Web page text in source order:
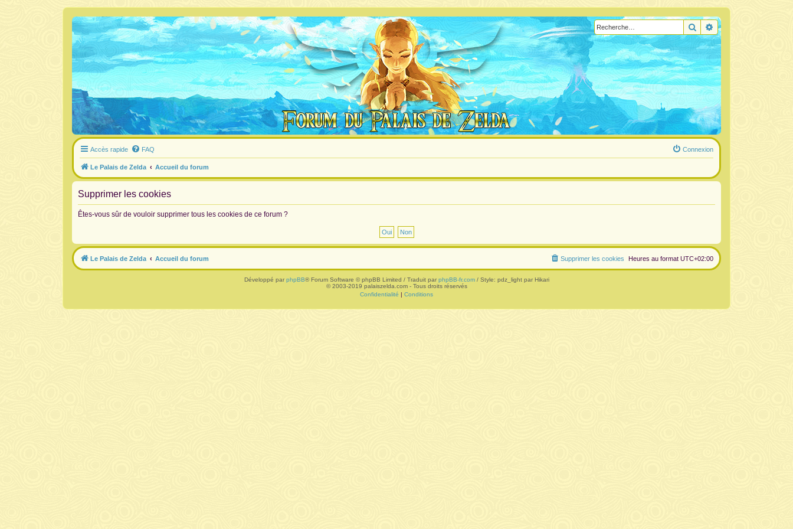
RechercherRecherche avancée
Accès rapide FAQ Connexion
Le Palais de Zelda Accueil du forum
Supprimer les cookies
Êtes-vous sûr de vouloir supprimer tous les cookies de ce forum ?
Le Palais de Zelda Accueil du forum Heures au format UTC+02:00
Supprimer les cookies
Développé par phpBB® Forum Software © phpBB Limited / Traduit par phpBB-fr.com/ Style: pdz_light par Hikari
© 2003-2019 palaiszelda.com - Tous droits réservés
Confidentialité | Conditions